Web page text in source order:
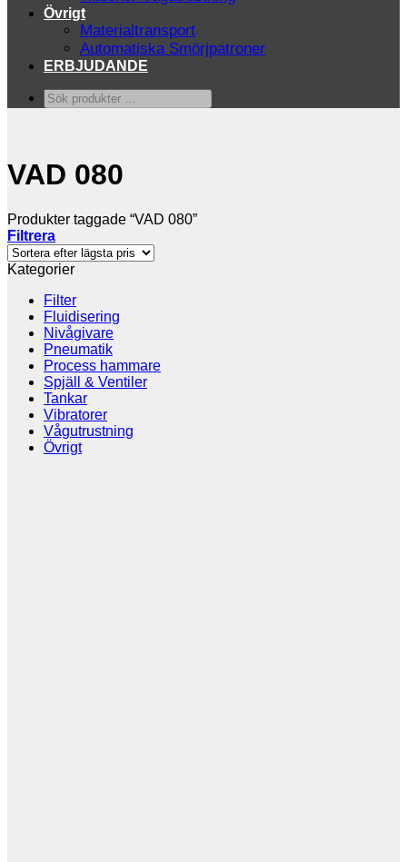
Övrigt
Materialtransport
Automatiska Smörjpatroner
ERBJUDANDE
Sök
produkter
VAD 080
Produkter taggade “VAD 080”
Filtrera
Kategorier
Filter
Fluidisering
Nivågivare
Pneumatik
Process hammare
Spjäll & Ventiler
Tankar
Vibratorer
Vågutrustning
Övrigt